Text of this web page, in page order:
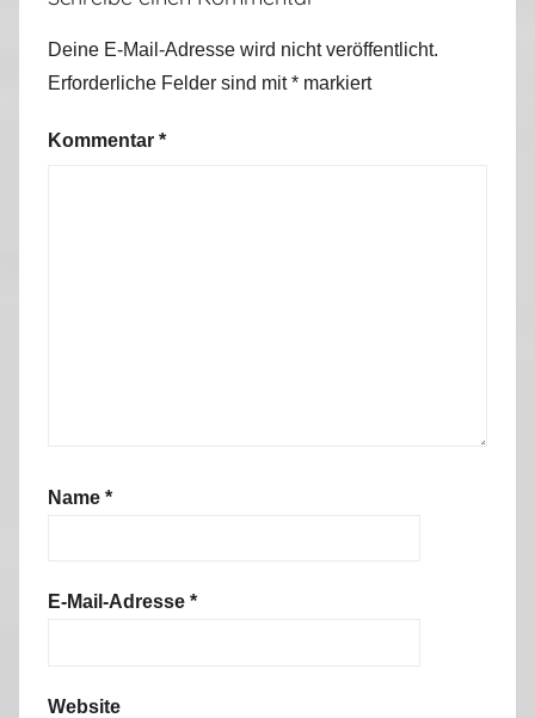
e
g
Deine E-Mail-Adresse wird nicht veröffentlicht.
Erforderliche Felder sind mit* markiert
Kommentar *
Name *
E-Mail-Adresse *
Website